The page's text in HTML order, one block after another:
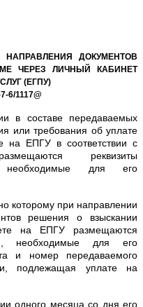
ДОКУМЕНТОВ
ЧЕРЕЗ ЛИЧНЫЙ КАБИНЕТ
(ЕГПУ)
6/1117@
в составе передаваемых
или требования об уплате
на ЕПГУ в соответствии с
реквизиты
необходимые для его
которому при направлении
решения о взыскании
на ЕПГУ размещаются
необходимые для его
и номер передаваемого
подлежащая уплате на
одного месяца со дня его